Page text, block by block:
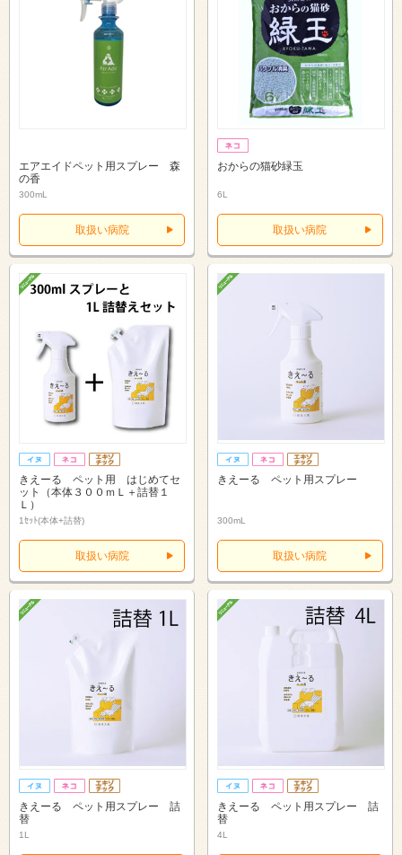
エアエイドペット用スプレー 森
の香
300mL
取扱い病院
おからの猫砂緑玉
6L
取扱い病院
きえーる ペット用 はじめてセ
ット（本体３００ｍＬ＋詰替１
Ｌ）
1ｾｯﾄ(本体+詰替)
取扱い病院
きえーる ペット用スプレー
300mL
取扱い病院
きえーる ペット用スプレー 詰
替
1L
きえーる ペット用スプレー 詰
替
4L